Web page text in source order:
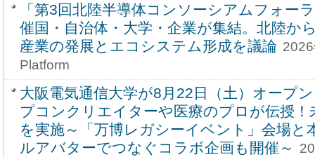
「第3回北陸半導体コンソーシアムフォー
催国・自治体・大学・企業が集結。北陸か
産業の発展とエコシステム形成を議論
Platform
大阪電気通信大学が8月22日（土）オープ
プコンクリエイターや医療のプロが伝授！
を実施～「万博レガシーイベント」会場と
ルアバターでつなぐコラボ企画も開催～